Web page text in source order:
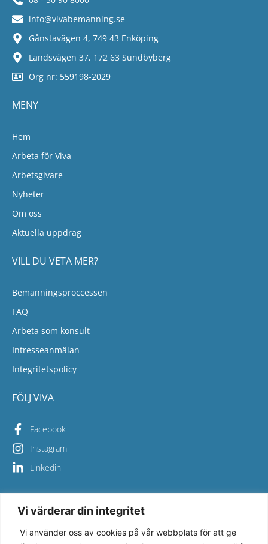
Vi värderar din integritet
Vi använder oss av cookies på vår webbplats för att ge
info@vivabemanning.se
Gånstavägen 4, 749 43 Enköping
Landsvägen 37, 172 63 Sundbyberg
Org nr: 559198-2029
MENY
Hem
Arbeta för Viva
Arbetsgivare
Nyheter
Om oss
Aktuella uppdrag
VILL DU VETA MER?
Bemanningsproccessen
FAQ
Arbeta som konsult
Intresseanmälan
Integritetspolicy
FÖLJ VIVA
Facebook
Instagram
Linkedin
Copyright © 2026 Viva Bemanning – All Rights Reserved
Vi på Viva Bemanning säkerställer en hög kvalitet i allt vi gör